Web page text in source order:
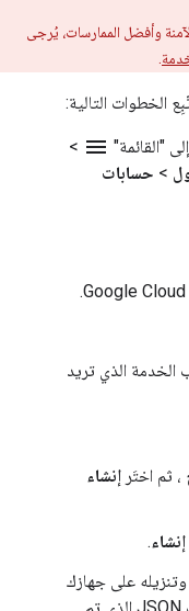
وأفضل الممارسات، يُرجى
الخطوات التالية:
menu
>
> حسابات
الخدمة الذي تريد
، ثم اختَر إنشاء
إنشاء.
على جهازك
كملف مفتاح حساب الخدمة. احفظ ملف JSON الذي تم